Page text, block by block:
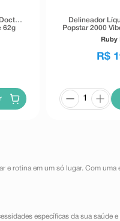
62g
Delineador
Popstar 2000
Preto
Ruby
R$
rotina em um só lugar. Com
específicas da sua saúde